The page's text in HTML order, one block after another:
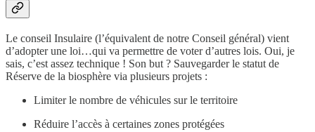
Le conseil Insulaire (l’équivalent de notre Conseil général) vient
d’adopter une loi…qui va permettre de voter d’autres lois. Oui, je
sais, c’est assez technique ! Son but ? Sauvegarder le statut de
Réserve de la biosphère via plusieurs projets :
Limiter le nombre de véhicules sur le territoire
Réduire l’accès à certaines zones protégées